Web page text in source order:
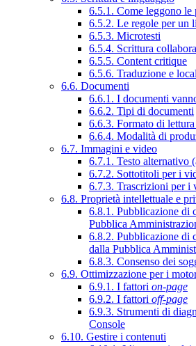
6.5.1. Come leggono le
6.5.2. Le regole per un
6.5.3. Microtesti
6.5.4. Scrittura
6.5.5. Content critique
6.5.6. Traduzione e
6.6. Documenti
6.6.1. I documenti
6.6.2. Tipi di documenti
6.6.3. Formato di
6.6.4. Modalità di
6.7. Immagini e video
6.7.1. Testo alternativo
6.7.2. Sottotitoli per i
6.7.3. Trascrizioni per i
6.8. Proprietà intellettuale e
6.8.1. Pubblicazione di
Pubblica
6.8.2. Pubblicazione di
dalla Pubblica
6.8.3. Consenso dei
6.9. Ottimizzazione per i
6.9.1. I fattori on-page
6.9.2. I fattori off-page
6.9.3. Strumenti di
Console
6.10. Gestire i contenuti